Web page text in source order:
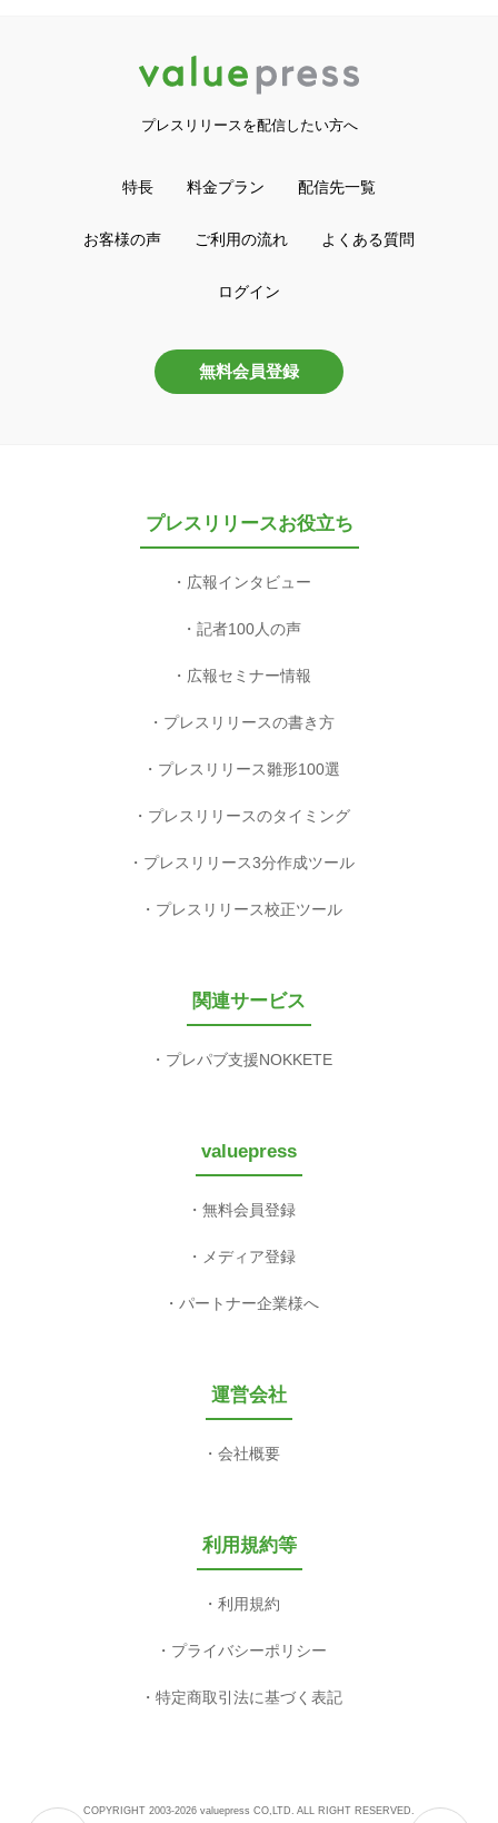
プレスリリースを配信したい方へ
特長 料金プラン 配信先一覧
お客様の声 ご利用の流れ よくある質問
ログイン
無料会員登録
プレスリリースお役立ち
広報インタビュー
記者100人の声
広報セミナー情報
プレスリリースの書き方
プレスリリース雛形100選
プレスリリースのタイミング
プレスリリース3分作成ツール
プレスリリース校正ツール
関連サービス
プレパブ支援NOKKETE
valuepress
無料会員登録
メディア登録
パートナー企業様へ
運営会社
会社概要
利用規約等
利用規約
プライバシーポリシー
特定商取引法に基づく表記
COPYRIGHT 2003-2026 valuepress CO,LTD. ALL RIGHT RESERVED.